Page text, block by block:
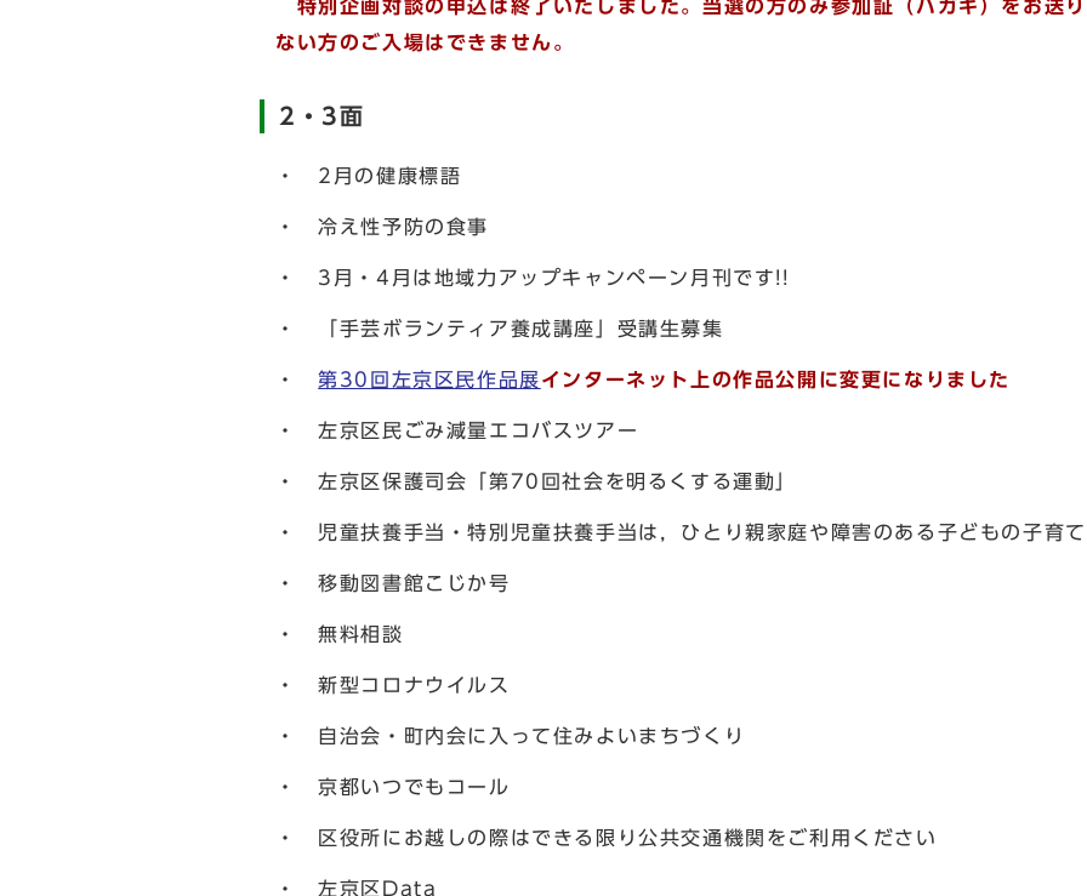
特別企画対談の申込は終了いたしました。当選の方のみ参加証（ハガキ）をお送
ない方のご入場はできません。
2・3面
・ 2月の健康標語
・ 冷え性予防の食事
・ 3月・4月は地域力アップキャンペーン月刊です!!
・ 「手芸ボランティア養成講座」受講生募集
・第30回左京区民作品展インターネット上の作品公開に変更になりました
・ 左京区民ごみ減量エコバスツアー
・ 左京区保護司会「第70回社会を明るくする運動」
・ 児童扶養手当・特別児童扶養手当は，ひとり親家庭や障害のある子どもの子育
・ 移動図書館こじか号
・ 無料相談
・ 新型コロナウイルス
・ 自治会・町内会に入って住みよいまちづくり
・ 京都いつでもコール
・ 区役所にお越しの際はできる限り公共交通機関をご利用ください
・ 左京区Data